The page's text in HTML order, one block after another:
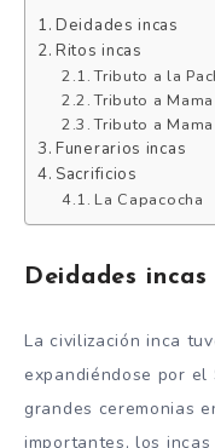
Deidades incas
Ritos incas
Tributo a la
Tributo a
Tributo a
Funerarios incas
Sacrificios
La Capacocha
Deidades incas
La civilización inca
expandiéndose por el
grandes ceremonias
importantes, los